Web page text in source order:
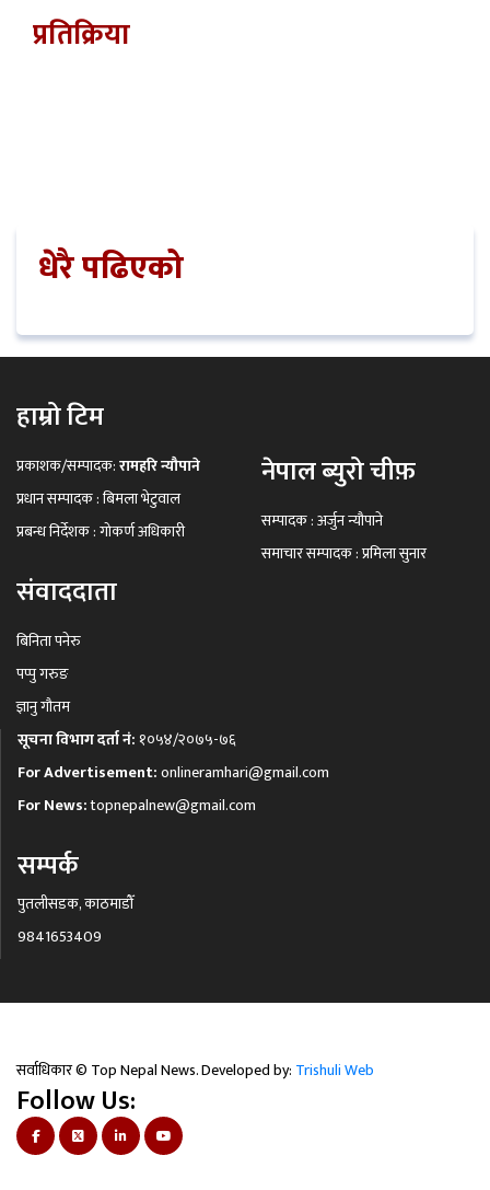
प्रतिक्रिया
धेरै पढिएको
हाम्रो टिम
प्रकाशक/सम्पादक:रामहरि न्यौपाने
प्रधान सम्पादक : बिमला भेटुवाल
प्रबन्ध निर्देशक : गोकर्ण अधिकारी
नेपाल ब्युरो चीफ़
सम्पादक : अर्जुन न्यौपाने
समाचार सम्पादक : प्रमिला सुनार
संवाददाता
बिनिता पनेरु
पप्पु गरुङ
ज्ञानु गौतम
सूचना विभाग दर्ता नं: १०५४/२०७५-७६
For Advertisement:onlineramhari@gmail.com
For News:topnepalnew@gmail.com
सम्पर्क
पुतलीसडक, काठमाडौँ
9841653409
सर्वाधिकार © Top Nepal News. Developed by: Trishuli Web
Follow Us: